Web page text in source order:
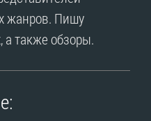
жанров. Пишу
а также обзоры.